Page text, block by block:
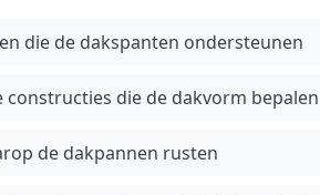
die de dakspanten ondersteunen
constructies die de dakvorm bepalen
de dakpannen rusten